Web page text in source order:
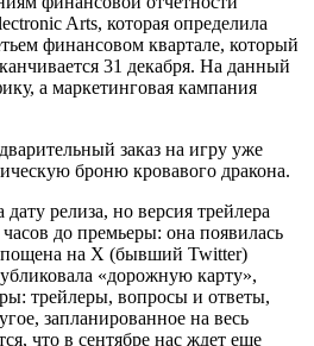
Arts, которая определила
финансовом квартале, который
31 декабря. На данный
а маркетинговая кампания
заказ на игру уже
броню кровавого дракона.
релиза, но версия трейлера
часов до премьеры: она появилась
на X (бывший Twitter)
«дорожную карту»,
трейлеры, вопросы и ответы,
запланированное на весь
что в сентябре нас ждет еще